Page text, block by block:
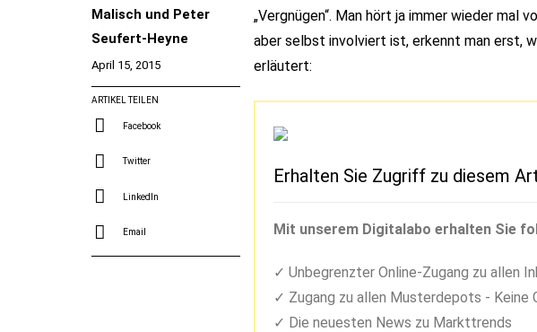
Malisch und Peter
Seufert-Heyne
April 15, 2015
ARTIKEL TEILEN
Facebook
Twitter
LinkedIn
Email
„Vergnügen“. Man hört ja immer wieder mal
aber selbst involviert ist, erkennt man erst,
erläutert:
Erhalten Sie Zugriff zu diesem
Mit unserem Digitalabo erhalten Sie
Unbegrenzter Online-Zugang zu allen
Zugang zu allen Musterdepots - Keine
Die neuesten News zu Markttrends